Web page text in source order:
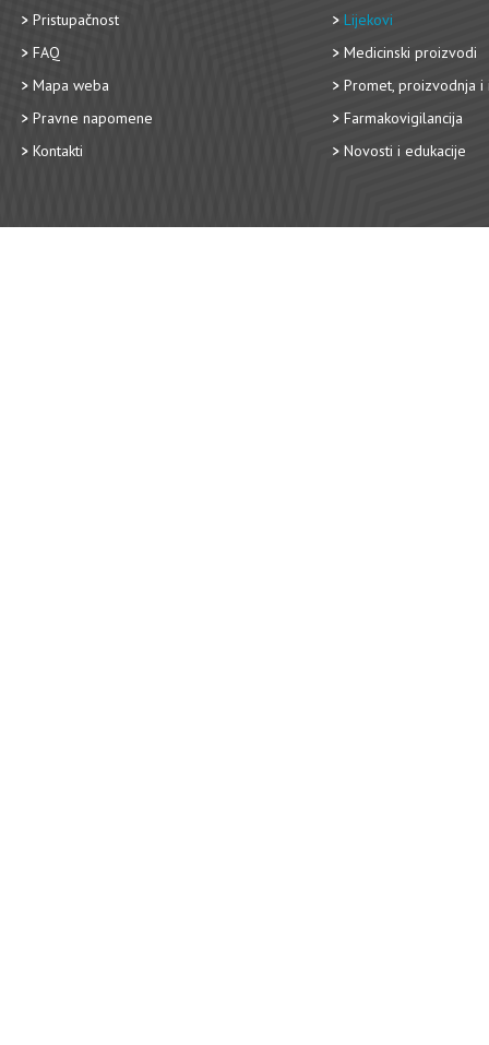
Pristupačnost
FAQ
Mapa weba
Pravne napomene
Kontakti
Lijekovi
Medicinski proizvodi
Promet, proizvodnja i
Farmakovigilancija
Novosti i edukacije